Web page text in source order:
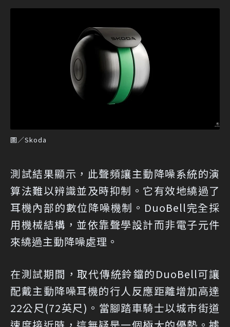
圖／Skoda
測試結果顯示，此聲頻讓主動降噪系統的演
算法難以辨識並及時抑制。它有效地繞過了
耳機內部的數位降噪機制。DuoBell完全採
用機械結構，並依靠聲學設計而非電子元件
來繞過主動降噪處理。
在測試期間，取代傳統鈴鐺的DuoBell可讓
配戴主動降噪耳機的行人反應距離增加高達
22公尺(72英尺)。當腳踏車騎士以城市街道